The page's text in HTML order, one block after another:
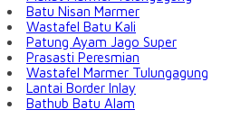
Batu Nisan Marmer
Wastafel Batu Kali
Patung Ayam Jago Super
Prasasti Peresmian
Wastafel Marmer Tulungagung
Lantai Border Inlay
Bathub Batu Alam